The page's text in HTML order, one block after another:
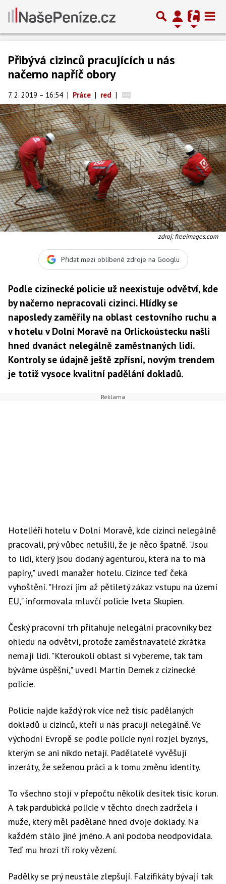
Přibývá cizinců pracujících u nás
načerno napříč obory
7. 2. 2019 – 16:54 | Práce | red |
zdroj: freeimages.com
Přidat mezi oblíbené zdroje na Googlu
Podle cizinecké policie už neexistuje odvětví, kde
by načerno nepracovali cizinci. Hlídky se
naposledy zaměřily na oblast cestovního ruchu a
v hotelu v Dolní Moravě na Orlickoústecku našli
hned dvanáct nelegálně zaměstnaných lidí.
Kontroly se údajně ještě zpřísní, novým trendem
je totiž vysoce kvalitní padělání dokladů.
Hoteliéři hotelu v Dolní Moravě, kde cizinci nelegálně
pracovali, prý vůbec netušili, že je něco špatně. "Jsou
to lidi, který jsou dodaný agenturou, která na to má
papíry," uvedl manažer hotelu. Cizince teď čeká
vyhoštění. "Hrozí jim až pětiletý zákaz vstupu na území
EU," informovala mluvčí policie Iveta Skupien.
Český pracovní trh přitahuje nelegální pracovníky bez
ohledu na odvětví, protože zaměstnavatelé zkrátka
nemají lidi. "Kteroukoli oblast si vybereme, tak tam
býváme úspěšní," uvedl Martin Demek z cizinecké
policie.
Policie najde každý rok více než tisíc padělaných
dokladů u cizinců, kteří u nás pracují nelegálně. Ve
východní Evropě se podle policie nyní rozjel byznys,
kterým se ani nikdo netají. Padělatelé vyvěšují
inzeráty, že seženou práci a k tomu změnu identity.
To všechno stojí v přepočtu několik desítek tisíc korun.
A tak pardubická policie v těchto dnech zadržela i
muže, který měl padělané hned dvoje doklady. Na
každém stálo jiné jméno. A ani podoba neodpovídala.
Teď mu hrozí tři roky vězení.
Padělky se prý neustále zlepšují. Falzifikáty bývají tak